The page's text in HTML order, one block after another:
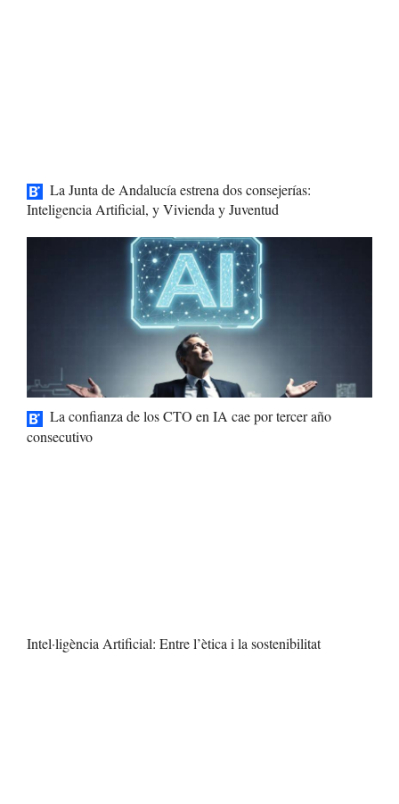
La Junta de Andalucía estrena dos consejerías:
Inteligencia Artificial, y Vivienda y Juventud
La confianza de los CTO en IA cae por tercer año
consecutivo
Intel·ligència Artificial: Entre l’ètica i la sostenibilitat